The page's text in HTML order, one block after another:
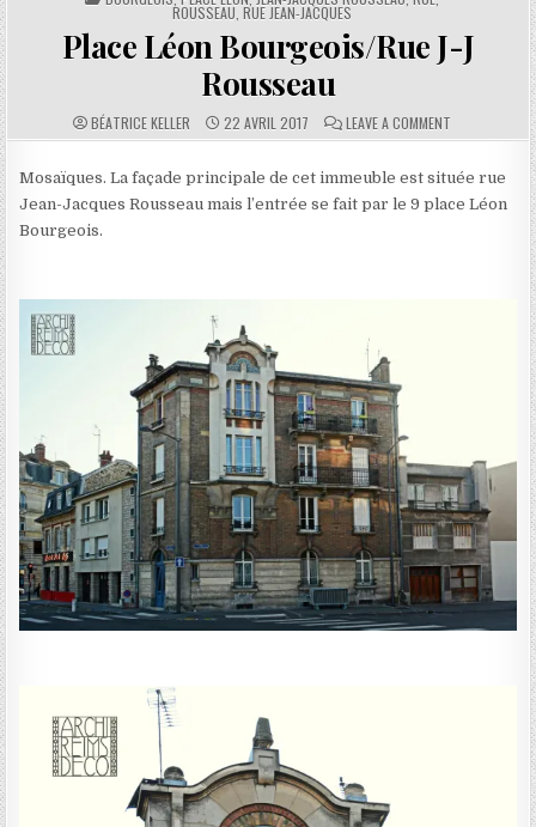
ROUSSEAU, RUE JEAN-JACQUES
Place Léon Bourgeois/Rue J-J
Rousseau
AUTHOR:
BÉATRICE KELLER PUBLISHED DATE:
22 AVRIL 2017 COMMENTS:
LEAVE A COMMENT ON PLACE
Mosaïques. La façade principale de cet immeuble est située rue
Jean-Jacques Rousseau mais l’entrée se fait par le 9 place Léon
Bourgeois.